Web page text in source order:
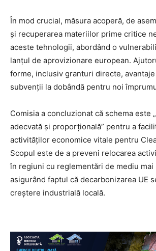
În mod crucial, măsura acoperă, de
și recuperarea materiilor prime critice
aceste tehnologii, abordând o
lanțul de aprovizionare european.
forme, inclusiv granturi directe,
subvenții la dobândă pentru noi
Comisia a concluzionat că schema este
adecvată și proporțională” pentru a
activităților economice vitale pentru
Scopul este de a preveni relocarea
în regiuni cu reglementări de mediu mai
asigurând faptul că decarbonizarea UE
creștere industrială locală.